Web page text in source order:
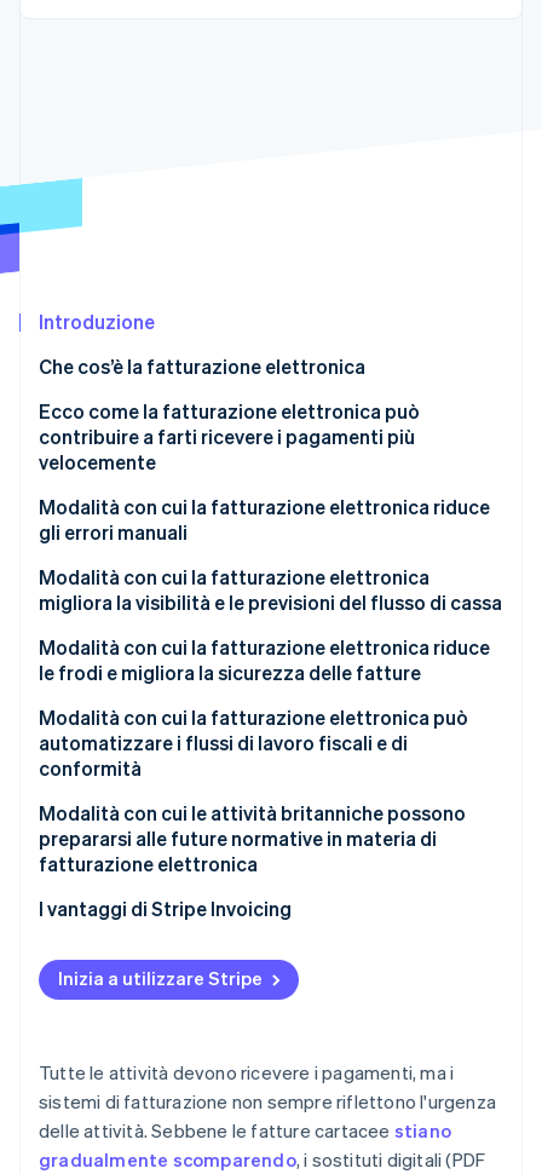
Scopri cosa ti aspetta
Identity
Scopri come Stripe sta costruendo l'infrastruttura
Guarda ora
Introduzione
Che cos’è la fatturazione elettronica
Ecco come la fatturazione elettronica può
contribuire a farti ricevere i pagamenti più
velocemente
Modalità con cui la fatturazione elettronica riduce
gli errori manuali
Modalità con cui la fatturazione elettronica
migliora la visibilità e le previsioni del flusso di cassa
Modalità con cui la fatturazione elettronica riduce
le frodi e migliora la sicurezza delle fatture
Progettazione per scambi sicuri
Autenticazione integrata nel design
Traccia di controllo più chiara
Modalità con cui la fatturazione elettronica può
automatizzare i flussi di lavoro fiscali e di
conformità
Conformità integrata
Traccia di controllo preconfigurata
Reportistica in tempo reale
Modalità con cui le attività britanniche possono
prepararsi alle future normative in materia di
fatturazione elettronica
Monitora attentamente la politica
Adotta tempestivamente, impara velocemente
Modernizza sistemi e personale
I vantaggi di Stripe Invoicing
Inizia a utilizzare Stripe
Tutte le attività devono ricevere i pagamenti, ma i
sistemi di fatturazione non sempre riflettono l'urgenza
delle attività. Sebbene le fatture cartacee stiano
gradualmente scomparendo, i sostituti digitali (PDF